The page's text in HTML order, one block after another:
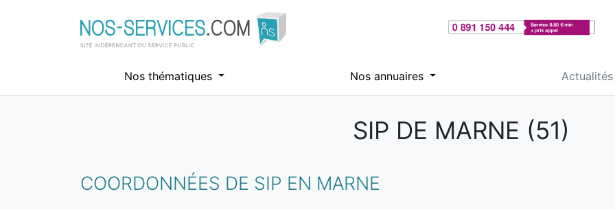
Nos thématiques Nos annuaires Actualités
SIP DE MARNE (51)
COORDONNÉES DE SIP EN MARNE